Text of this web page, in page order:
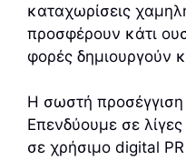
καταχωρίσεις
προσφέρουν κάτι
φορές δημιουργούν
Η σωστή προσέγγιση
Επενδύουμε σε
σε χρήσιμο digital